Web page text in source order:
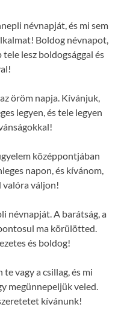
névnapját, és mi sem
Boldog névnapot,
lesz boldogsággal és
öröm napja. Kívánjuk,
legyen, és tele legyen
középpontjában
napon, és kívánom,
valóra váljon!
névnapját. A barátság, a
ma körülötted.
és boldog!
vagy a csillag, és mi
megünnepeljük veled.
kívánunk!